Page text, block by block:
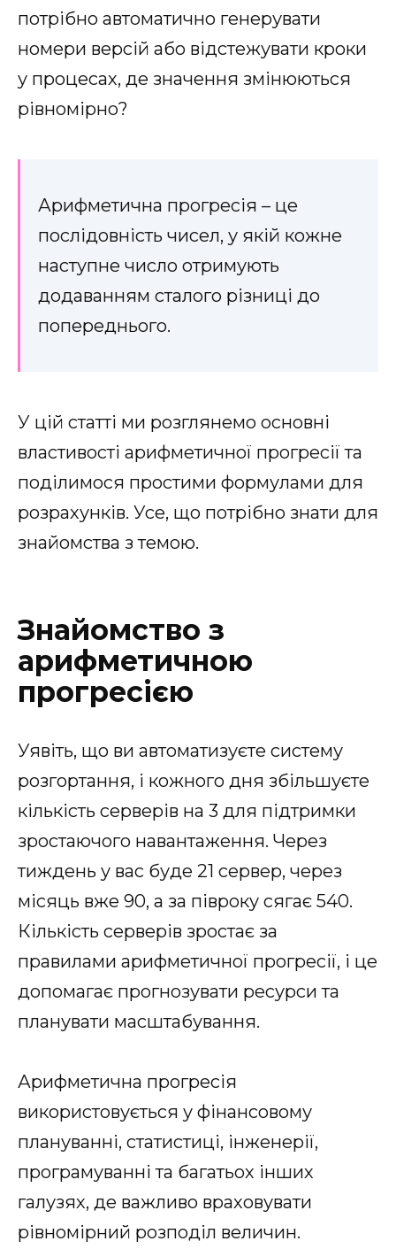
потрібно автоматично генерувати
номери версій або відстежувати кроки
у процесах, де значення змінюються
рівномірно?
Арифметична прогресія – це
послідовність чисел, у якій кожне
наступне число отримують
додаванням сталого різниці до
попереднього.
У цій статті ми розглянемо основні
властивості арифметичної прогресії та
поділимося простими формулами для
розрахунків. Усе, що потрібно знати для
знайомства з темою.
Знайомство з
арифметичною
прогресією
Уявіть, що ви автоматизуєте систему
розгортання, і кожного дня збільшуєте
кількість серверів на 3 для підтримки
зростаючого навантаження. Через
тиждень у вас буде 21 сервер, через
місяць вже 90, а за півроку сягає 540.
Кількість серверів зростає за
правилами арифметичної прогресії, і це
допомагає прогнозувати ресурси та
планувати масштабування.
Арифметична прогресія
використовується у фінансовому
плануванні, статистиці, інженерії,
програмуванні та багатьох інших
галузях, де важливо враховувати
рівномірний розподіл величин.